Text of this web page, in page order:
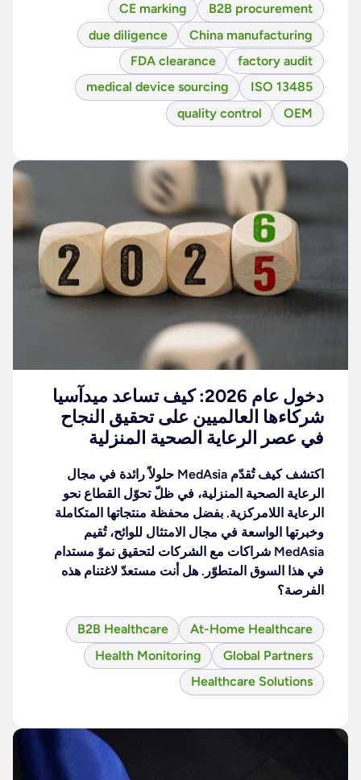
B2B procurement
CE marking
China manufacturing
due diligence
factory audit
FDA clearance
ISO 13485
medical device sourcing
OEM
quality control
دخول عام 2026: كيف تساعد ميدآسيا
شركاءها العالميين على تحقيق النجاح
في عصر الرعاية الصحية المنزلية
اكتشف كيف تُقدّم MedAsia حلولاً رائدة في مجال
الرعاية الصحية المنزلية، في ظلّ تحوّل القطاع نحو
الرعاية اللامركزية. بفضل محفظة منتجاتها المتكاملة
وخبرتها الواسعة في مجال الامتثال للوائح، تُقيم
MedAsia شراكات مع الشركات لتحقيق نموّ مستدام
في هذا السوق المتطوّر. هل أنت مستعدّ لاغتنام هذه
الفرصة؟
At-Home Healthcare
B2B Healthcare
Global Partners
Health Monitoring
Healthcare Solutions